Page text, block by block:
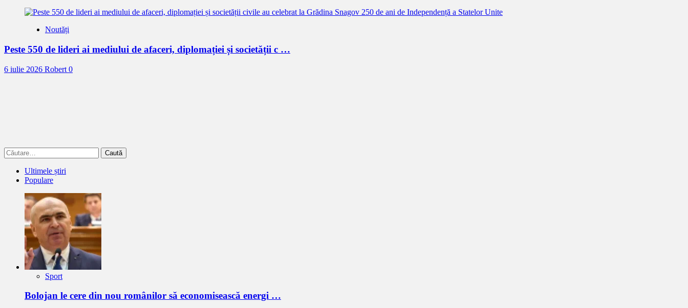
Noutăți
Peste 550 de lideri ai mediului de afaceri, diplomației și societății c …
6 iulie 2026 Robert 0
Caută
după:
Ultimele știri
Populare
Sport
Bolojan le cere din nou românilor să economisească energi …